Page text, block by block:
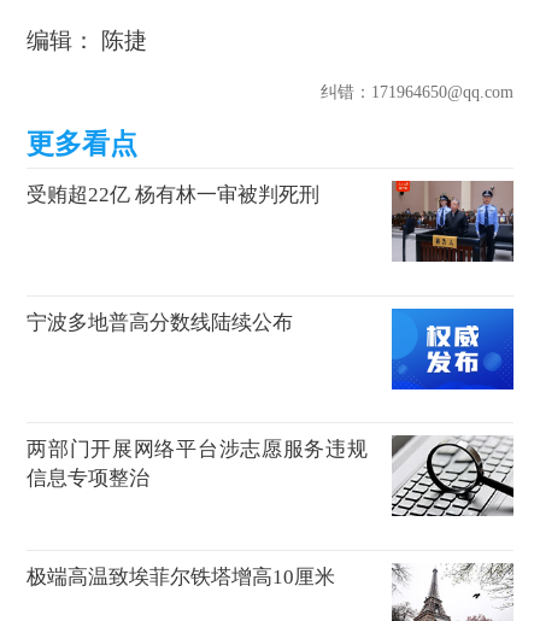
编辑： 陈捷
纠错：171964650@qq.com
受贿超22亿 杨有林一审被判死刑
宁波多地普高分数线陆续公布
两部门开展网络平台涉志愿服务违规
信息专项整治
极端高温致埃菲尔铁塔增高10厘米